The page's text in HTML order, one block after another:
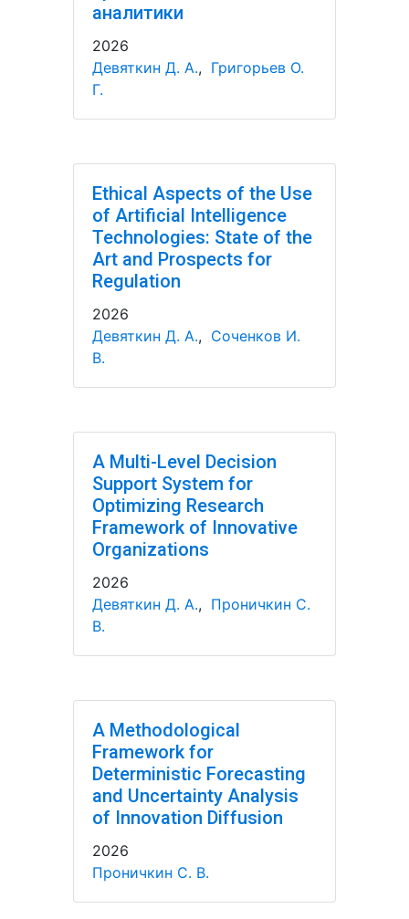
аналитики
2026
Девяткин Д. А., Григорьев О.
Г.
Ethical Aspects of the Use
of Artificial Intelligence
Technologies: State of the
Art and Prospects for
Regulation
2026
Девяткин Д. А., Соченков И.
В.
A Multi-Level Decision
Support System for
Optimizing Research
Framework of Innovative
Organizations
2026
Девяткин Д. А., Проничкин С.
В.
A Methodological
Framework for
Deterministic Forecasting
and Uncertainty Analysis
of Innovation Diffusion
2026
Проничкин С. В.